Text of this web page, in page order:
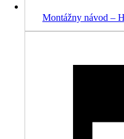
Montážny návod –